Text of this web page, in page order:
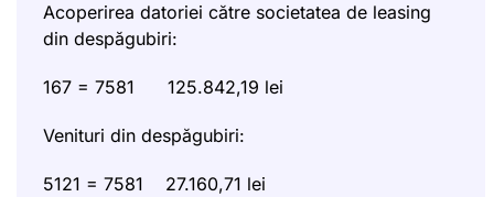
Acoperirea datoriei către societatea de leasing
din despăgubiri:
167 = 7581 125.842,19 lei
Venituri din despăgubiri:
5121 = 7581 27.160,71 lei